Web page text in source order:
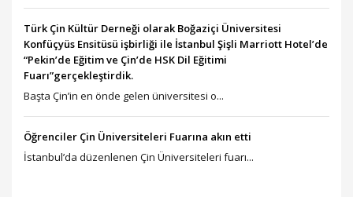
Türk Çin Kültür Derneği olarak Boğaziçi Üniversitesi
Konfüçyüs Ensitüsü işbirliği ile İstanbul Şişli Marriott Hotel’de
“Pekin’de Eğitim ve Çin’de HSK Dil Eğitimi
Fuarı”gerçekleştirdik.
Başta Çin’in en önde gelen üniversitesi o...
Öğrenciler Çin Üniversiteleri Fuarına akın etti
İstanbul’da düzenlenen Çin Üniversiteleri fuarı...